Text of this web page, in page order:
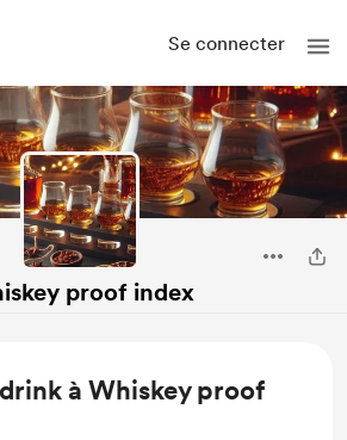
Se connecter
proof index
à Whiskey proof